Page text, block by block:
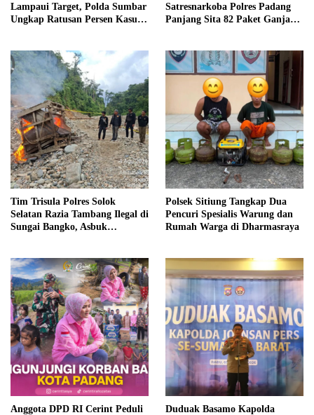
Lampaui Target, Polda Sumbar
Ungkap Ratusan Persen Kasus
Satresnarkoba Polres Padang
Panjang Sita 82 Paket Ganja
Tim Trisula Polres Solok
Selatan Razia Tambang Ilegal di
Sungai Bangko, Asbuk
Polsek Sitiung Tangkap Dua
Pencuri Spesialis Warung dan
Rumah Warga di Dharmasraya
Anggota DPD RI Cerint Peduli
Duduak Basamo Kapolda